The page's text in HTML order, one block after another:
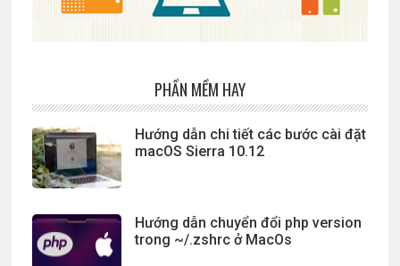
PHẦN MỀM HAY
Hướng dẫn chi tiết các bước cài đặt
macOS Sierra 10.12
Hướng dẫn chuyển đổi php version
trong ~/.zshrc ở MacOs